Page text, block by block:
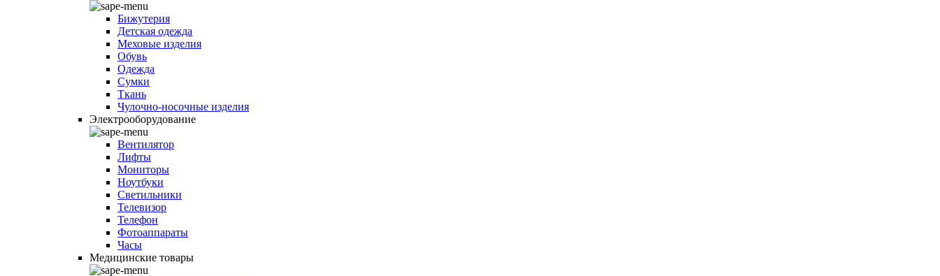
Бижутерия
Детская одежда
Меховые изделия
Обувь
Одежда
Сумки
Ткань
Чулочно-носочные изделия
Электрооборудование
Вентилятор
Лифты
Мониторы
Ноутбуки
Светильники
Телевизор
Телефон
Фотоаппараты
Часы
Медицинские товары